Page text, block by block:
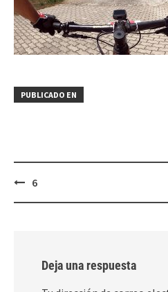
PUBLICADO EN
Navegación
6
Deja una respuesta